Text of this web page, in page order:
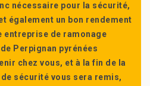
nécessaire pour la sécurité,
également un bon rendement
entreprise de ramonage
Perpignan pyrénées
chez vous, et à la fin de la
sécurité vous sera remis,